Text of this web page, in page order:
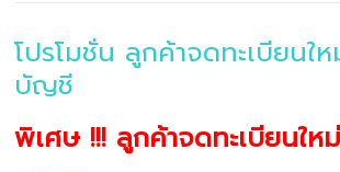
โปรโมชั่น ลูกค้าจดทะเบียนให
บัญชี
พิเศษ !!! ลูกค้าจดทะเบียนใ